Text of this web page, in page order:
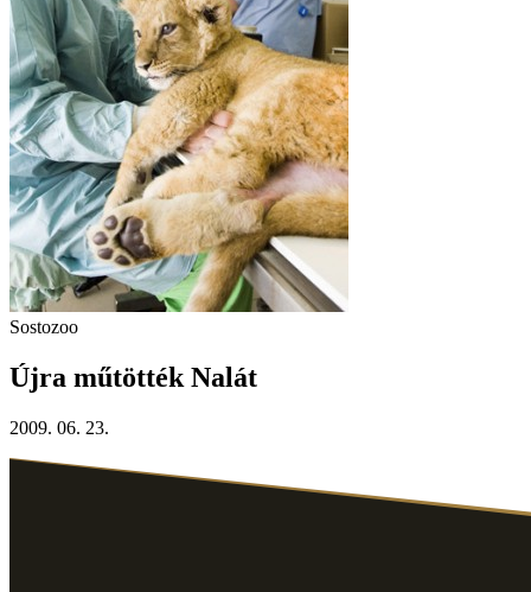
Sostozoo
Újra műtötték Nalát
2009. 06. 23.